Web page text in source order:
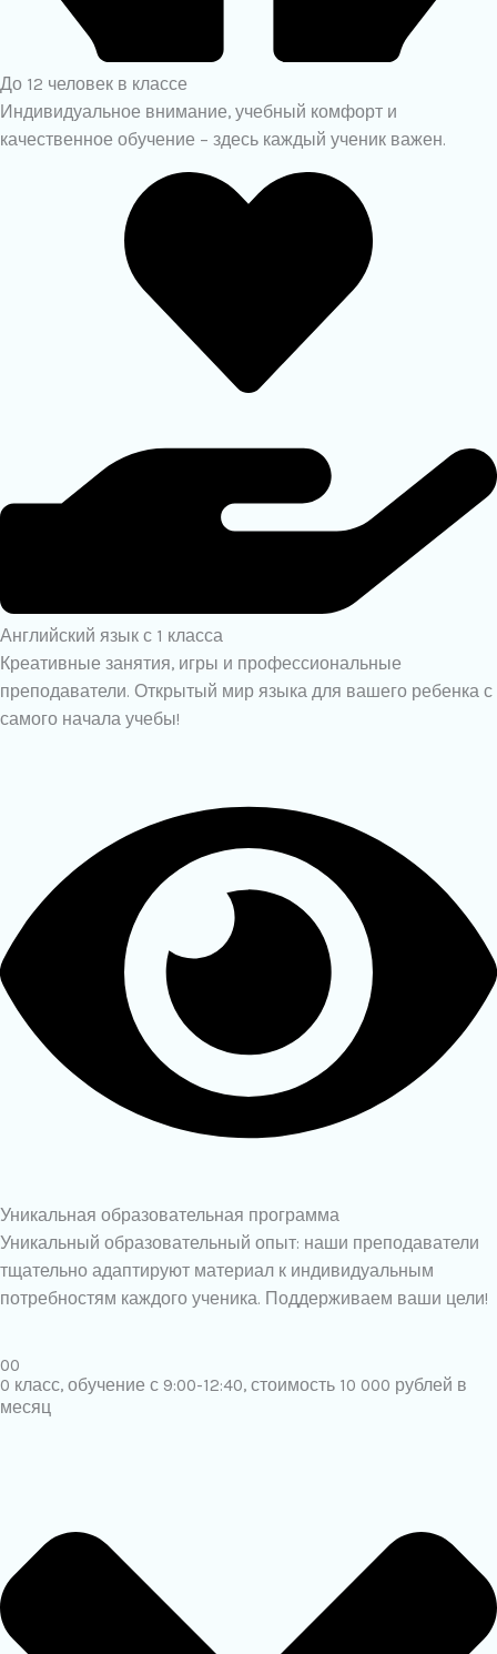
До 12 человек в классе
Индивидуальное внимание, учебный комфорт и
качественное обучение – здесь каждый ученик важен.
Английский язык с 1 класса
Креативные занятия, игры и профессиональные
преподаватели. Открытый мир языка для вашего ребенка с
самого начала учебы!
Уникальная образовательная программа
Уникальный образовательный опыт: наши преподаватели
тщательно адаптируют материал к индивидуальным
потребностям каждого ученика. Поддерживаем ваши цели!
00
0 класс, обучение с 9:00-12:40, стоимость 10 000 рублей в
месяц